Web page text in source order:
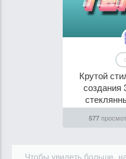
Крутой
создания
577
Чтобы увидеть больше,